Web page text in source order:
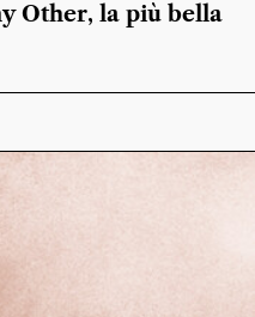
Other, la più bella